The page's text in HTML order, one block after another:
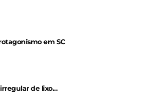
em SC
de lixo...